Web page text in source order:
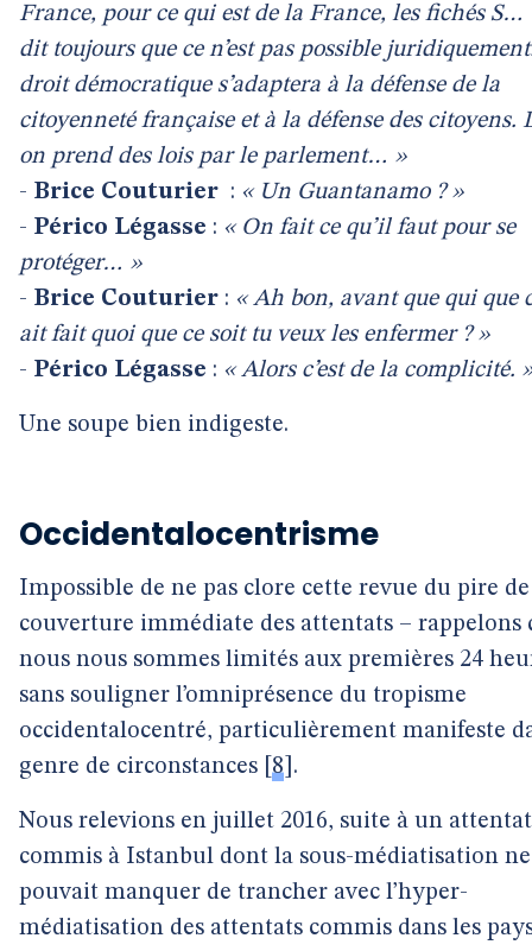
France, pour ce qui est de la France, les fichés S…
dit toujours que ce n’est pas possible
droit démocratique s’adaptera à la défense de la
citoyenneté française et à la défense des citoyens.
on prend des lois par le parlement… »
- Brice Couturier : « Un Guantanamo ?»
- Périco Légasse : « On fait ce qu’il faut pour se
protéger… »
- Brice Couturier : « Ah bon, avant que qui que
ait fait quoi que ce soit tu veux les enfermer ? »
- Périco Légasse : « Alors c’est de la complicité. »
Une soupe bien indigeste.
Occidentalocentrisme
Impossible de ne pas clore cette revue du pire
couverture immédiate des attentats – rappelons
nous nous sommes limités aux premières 24
sans souligner l’omniprésence du tropisme
occidentalocentré, particulièrement manifeste
genre de circonstances 8 .
Nous relevions en juillet 2016, suite à un attentat
commis à Istanbul dont la sous-médiatisation ne
pouvait manquer de trancher avec l’hyper-
médiatisation des attentats commis dans les